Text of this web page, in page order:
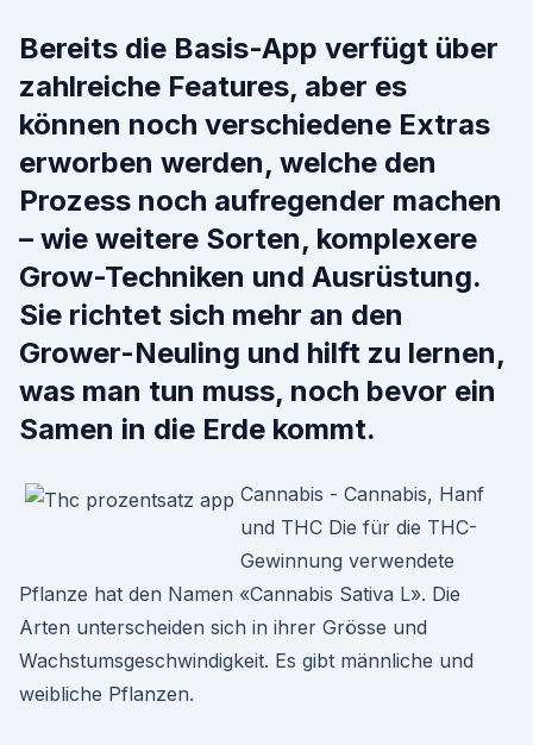
Bereits die Basis-App verfügt über
zahlreiche Features, aber es
können noch verschiedene Extras
erworben werden, welche den
Prozess noch aufregender machen
– wie weitere Sorten, komplexere
Grow-Techniken und Ausrüstung.
Sie richtet sich mehr an den
Grower-Neuling und hilft zu lernen,
was man tun muss, noch bevor ein
Samen in die Erde kommt.
Cannabis - Cannabis, Hanf
und THC Die für die THC-
Gewinnung verwendete
Pflanze hat den Namen «Cannabis Sativa L». Die
Arten unterscheiden sich in ihrer Grösse und
Wachstumsgeschwindigkeit. Es gibt männliche und
weibliche Pflanzen.